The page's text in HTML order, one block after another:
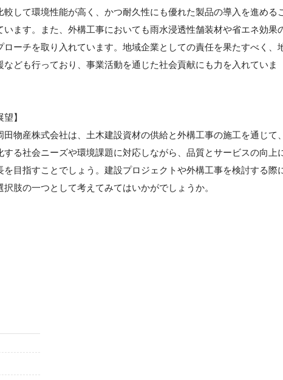
して環境性能が高く、かつ耐久性にも優れた製品の導入を進める
ます。また、外構工事においても雨水浸透性舗装材や省エネ効果
ーチを取り入れています。地域企業としての責任を果たすべく、
ども行っており、事業活動を通じた社会貢献にも力を入れていま
】
物産株式会社は、土木建設資材の供給と外構工事の施工を通じて、
る社会ニーズや環境課題に対応しながら、品質とサービスの向上
目指すことでしょう。建設プロジェクトや外構工事を検討する際
肢の一つとして考えてみてはいかがでしょうか。